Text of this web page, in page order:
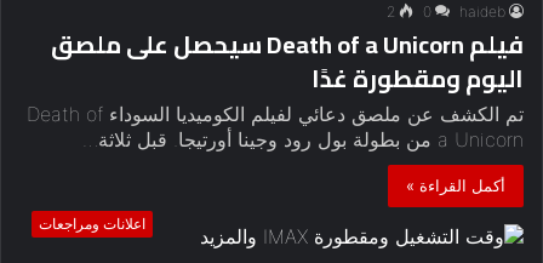
haideb
0
2
فيلم Death of a Unicorn سيحصل على ملصق
اليوم ومقطورة غدًا
تم الكشف عن ملصق دعائي لفيلم الكوميديا ​​السوداء Death of
a Unicorn من بطولة بول رود وجينا أورتيجا. قبل ثلاثة…
أكمل القراءة »
اعلانات ومراجعات